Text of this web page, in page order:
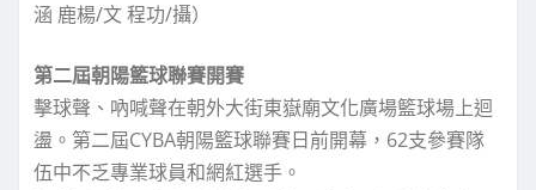
涵 鹿楊/文 程功/攝）
第二屆朝陽籃球聯賽開賽
擊球聲、吶喊聲在朝外大街東嶽廟文化廣場籃球場上迴
盪。第二屆CYBA朝陽籃球聯賽日前開幕，62支參賽隊
伍中不乏專業球員和網紅選手。